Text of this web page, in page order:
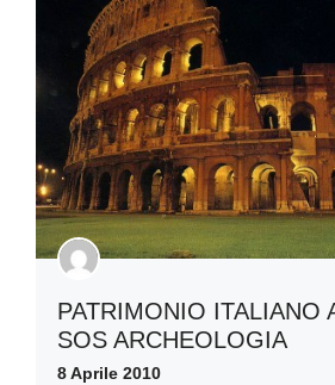
PATRIMONIO ITALIANO
SOS ARCHEOLOGIA
8 Aprile 2010